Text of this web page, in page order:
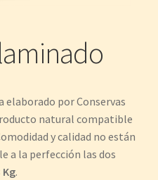
por Conservas
natural compatible
y calidad no están
a la perfección las dos
.